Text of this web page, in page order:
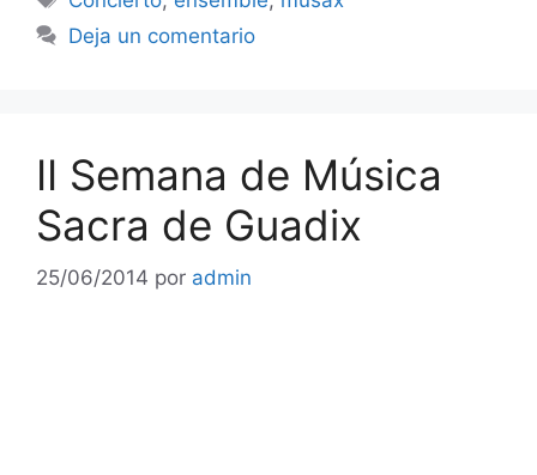
Deja un comentario
II Semana de Música
Sacra de Guadix
25/06/2014 por admin